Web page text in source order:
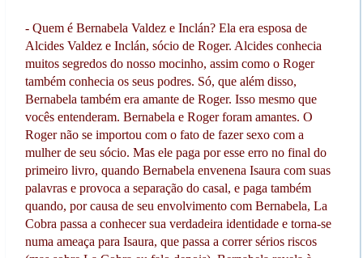
- Quem é Bernabela Valdez e Inclán? Ela era esposa de
Alcides Valdez e Inclán, sócio de Roger. Alcides conhecia
muitos segredos do nosso mocinho, assim como o Roger
também conhecia os seus podres. Só, que além disso,
Bernabela também era amante de Roger. Isso mesmo que
vocês entenderam. Bernabela e Roger foram amantes. O
Roger não se importou com o fato de fazer sexo com a
mulher de seu sócio. Mas ele paga por esse erro no final do
primeiro livro, quando Bernabela envenena Isaura com suas
palavras e provoca a separação do casal, e paga também
quando, por causa de seu envolvimento com Bernabela, La
Cobra passa a conhecer sua verdadeira identidade e torna-se
numa ameaça para Isaura, que passa a correr sérios riscos